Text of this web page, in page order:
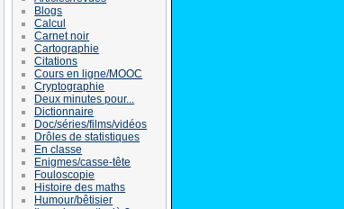
Blogs
Calcul
Carnet noir
Cartographie
Citations
Cours en ligne/MOOC
Cryptographie
Deux minutes pour...
Dictionnaire
Doc/séries/films/vidéos
Drôles de statistiques
En classe
Enigmes/casse-tête
Fouloscopie
Histoire des maths
Humour/bêtisier